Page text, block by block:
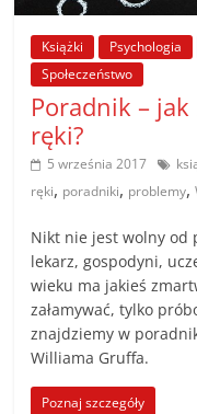
Porady
praktyczne
porady
wskazówki
poradniki
na
każdy
temat
Książki Psychologia
Społeczeństwo
Poradnik –
ręki?
5 września 2017
ręki, poradniki, problemy,
Nikt nie jest wolny od
lekarz, gospodyni,
wieku ma jakieś
załamywać, tylko
znajdziemy w
Williama Gruffa.
Poznaj szczegóły